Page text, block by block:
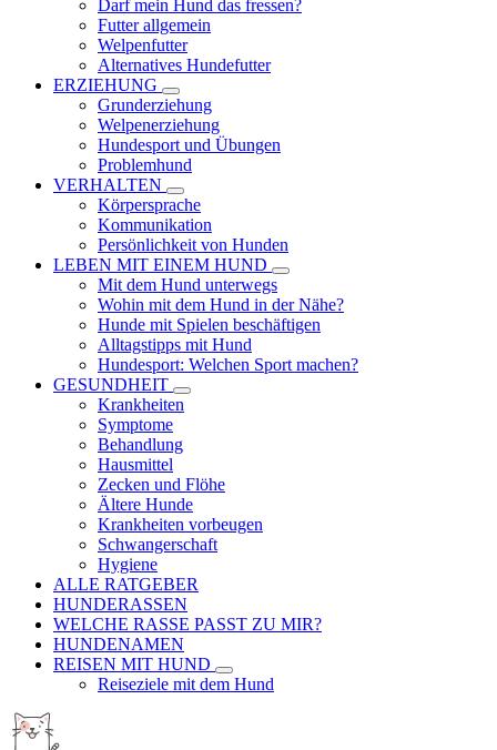
Darf mein Hund das fressen?
Futter allgemein
Welpenfutter
Alternatives Hundefutter
ERZIEHUNG
Grunderziehung
Welpenerziehung
Hundesport und Übungen
Problemhund
VERHALTEN
Körpersprache
Kommunikation
Persönlichkeit von Hunden
LEBEN MIT EINEM HUND
Mit dem Hund unterwegs
Wohin mit dem Hund in der Nähe?
Hunde mit Spielen beschäftigen
Alltagstipps mit Hund
Hundesport: Welchen Sport machen?
GESUNDHEIT
Krankheiten
Symptome
Behandlung
Hausmittel
Zecken und Flöhe
Ältere Hunde
Krankheiten vorbeugen
Schwangerschaft
Hygiene
ALLE RATGEBER
HUNDERASSEN
WELCHE RASSE PASST ZU MIR?
HUNDENAMEN
REISEN MIT HUND
Reiseziele mit dem Hund